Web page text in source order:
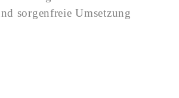
sorgenfreie Umsetzung